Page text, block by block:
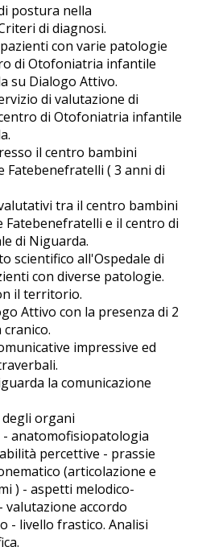
postura nella
di diagnosi.
con varie patologie
di Otofoniatria infantile
su Dialogo Attivo.
di valutazione di
di Otofoniatria infantile
il centro bambini
Fatebenefratelli ( 3 anni di
tra il centro bambini
Fatebenefratelli e il centro di
di Niguarda.
scientifico all'Ospedale di
con diverse patologie.
il territorio.
Attivo con la presenza di 2
impressive ed
la comunicazione
organi
anatomofisiopatologia
percettive - prassie
(articolazione e
) - aspetti melodico-
accordo
- livello frastico. Analisi